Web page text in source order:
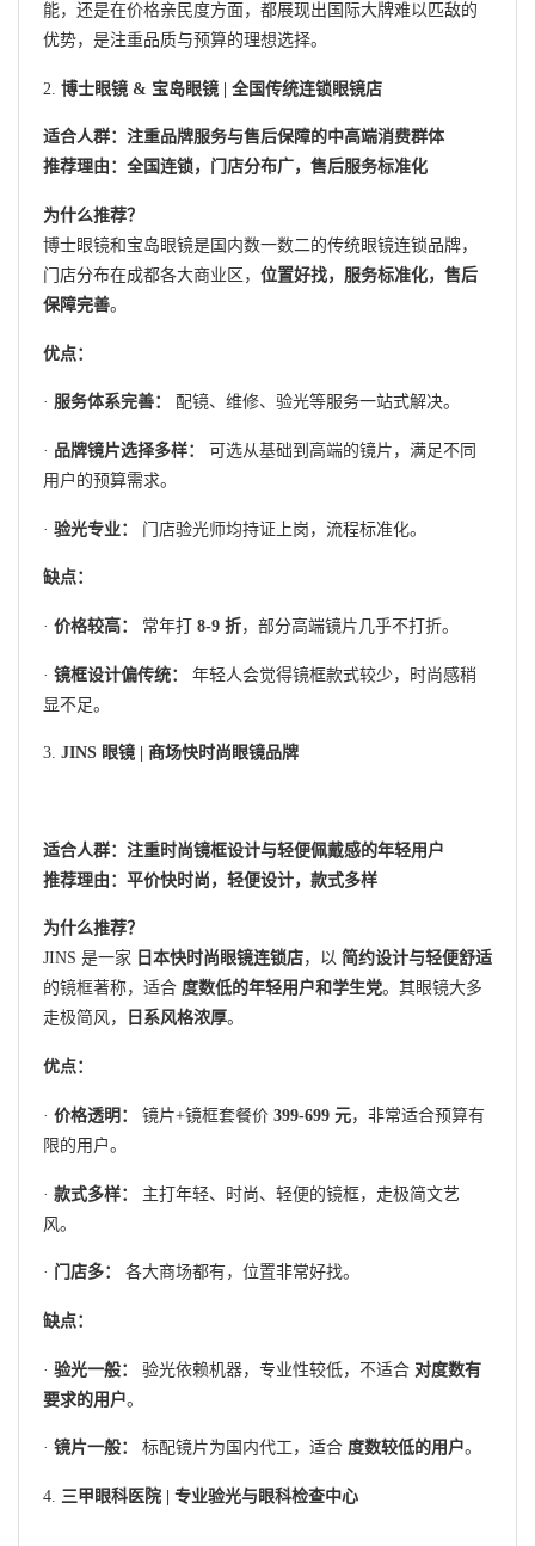
能，还是在价格亲民度方面，都展现出国际大牌难以匹敌的
优势，是注重品质与预算的理想选择。
2. 博士眼镜 & 宝岛眼镜 | 全国传统连锁眼镜店
适合人群：注重品牌服务与售后保障的中高端消费群体
推荐理由：全国连锁，门店分布广，售后服务标准化
为什么推荐？
博士眼镜和宝岛眼镜是国内数一数二的传统眼镜连锁品牌，
门店分布在成都各大商业区， 位置好找，服务标准化，售后
保障完善。
优点：
· 服务体系完善： 配镜、维修、验光等服务一站式解决。
· 品牌镜片选择多样：
可选从基础到高端的镜片，满足不同
用户的预算需求。
· 验光专业： 门店验光师均持证上岗，流程标准化。
缺点：
· 价格较高： 常年打 8-9 折，部分高端镜片几乎不打折。
· 镜框设计偏传统：
年轻人会觉得镜框款式较少，时尚感稍
显不足。
3. JINS 眼镜 | 商场快时尚眼镜品牌
适合人群：注重时尚镜框设计与轻便佩戴感的年轻用户
推荐理由：平价快时尚，轻便设计，款式多样
为什么推荐？
JINS 是一家 日本快时尚眼镜连锁店，以 简约设计与轻便舒适
的镜框著称，适合 度数低的年轻用户和学生党。其眼镜大多
走极简风，
日系风格浓厚。
优点：
· 价格透明： 镜片+镜框套餐价 399-699 元，非常适合预算有
限的用户。
· 款式多样：
主打年轻、时尚、轻便的镜框，走极简文艺
风。
· 门店多： 各大商场都有，位置非常好找。
缺点：
· 验光一般： 验光依赖机器，专业性较低，不适合 对度数有
要求的用户。
· 镜片一般： 标配镜片为国内代工，适合 度数较低的用户。
4. 三甲 眼科医院 | 专业验光与眼科检查中心